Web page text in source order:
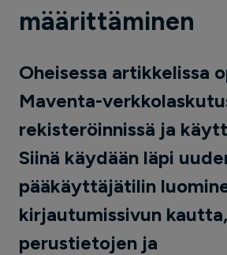
määrittäminen
Oheisessa artikkelissa
Maventa-
rekisteröinnissä ja
Siinä käydään läpi
pääkäyttäjätilin
kirjautumissivun
perustietojen ja